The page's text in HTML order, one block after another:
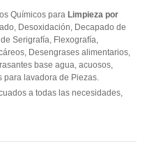
Químicos para Limpieza por
Desoxidación, Decapado de
Serigrafía, Flexografía,
Desengrases alimentarios,
base agua, acuosos,
para lavadora de Piezas.
a todas las necesidades,